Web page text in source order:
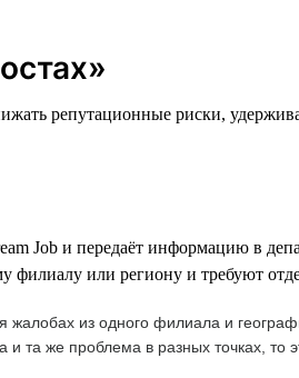
репутационные риски,
Job и передаёт информацию в
или региону и требуют
из одного филиала и
та же проблема в разных точках, то